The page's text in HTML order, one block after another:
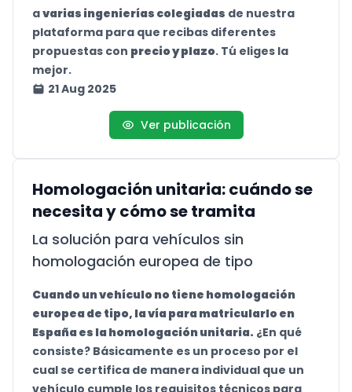
avarias ingenierías colegiadas de nuestra
plataforma para que recibas diferentes
propuestas con precio y plazo. Tú eliges la
mejor.
21 Aug 2025
Ver publicación
Homologación unitaria: cuándo se
necesita y cómo se tramita
La solución para vehículos sin
homologación europea de tipo
Cuando un vehículo no tiene homologación
europea de tipo, la vía para matricularlo en
España es la homologación unitaria. ¿En qué
consiste? Básicamente es un proceso por el
cual se certifica de manera individual que un
vehículo cumple los requisitos técnicos para